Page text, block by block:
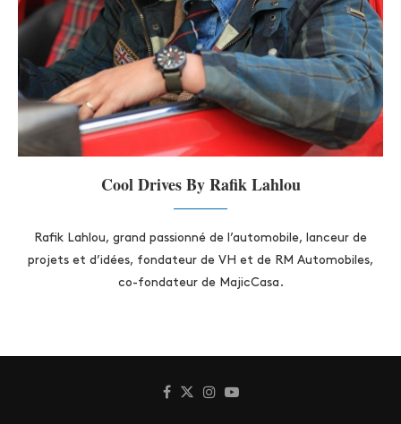
Cool Drives By Rafik Lahlou
Rafik Lahlou, grand passionné de l’automobile, lanceur de
projets et d’idées, fondateur de VH et de RM Automobiles,
co-fondateur de MajicCasa.